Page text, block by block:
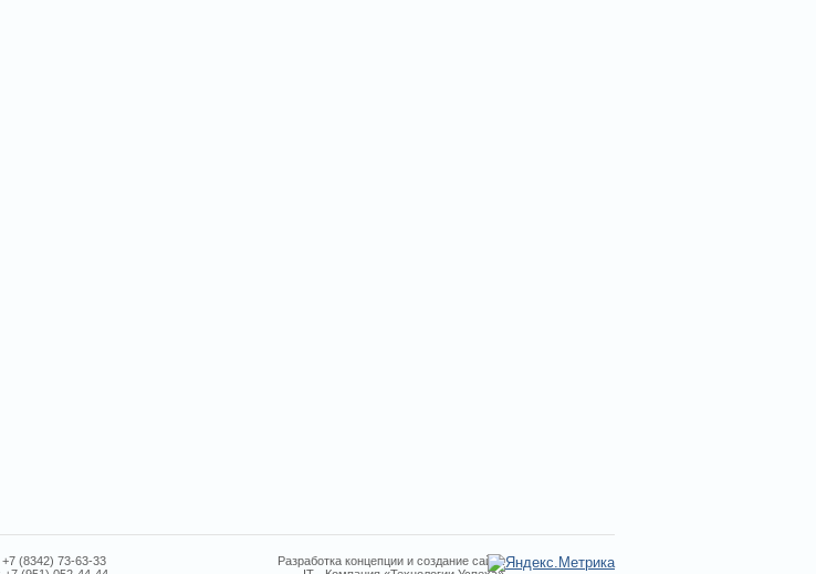
(8342) 73-63-33
Разработка концепции и создание сайта